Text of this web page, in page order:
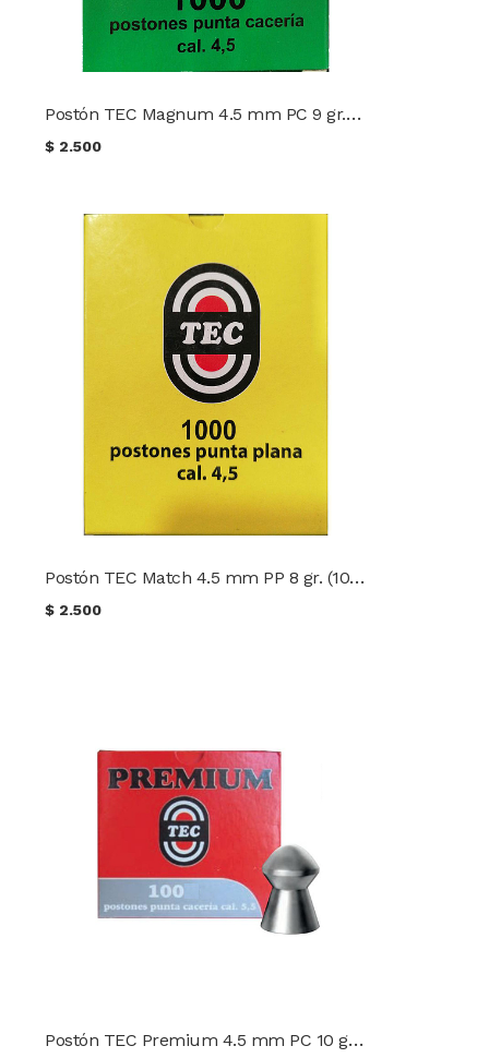
Postón TEC Magnum 4.5 mm PC 9 gr. (100 uds.)
$ 2.500
Postón TEC Match 4.5 mm PP 8 gr. (100 uds.)
$ 2.500
Postón TEC Premium 4.5 mm PC 10 gr. (100 uds.)